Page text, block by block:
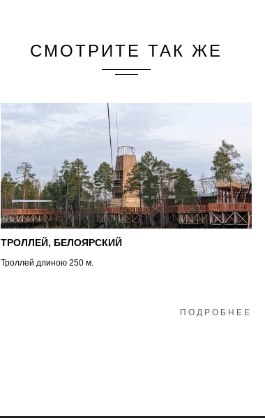
СМОТРИТЕ ТАК ЖЕ
ТРОЛЛЕЙ, БЕЛОЯРСКИЙ
Троллей длиною 250 м.
ПОДРОБНЕЕ